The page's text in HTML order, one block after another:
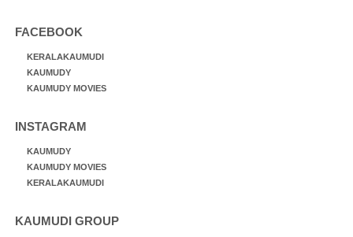
FACEBOOK
KERALAKAUMUDI
KAUMUDY
KAUMUDY MOVIES
INSTAGRAM
KAUMUDY
KAUMUDY MOVIES
KERALAKAUMUDI
KAUMUDI GROUP